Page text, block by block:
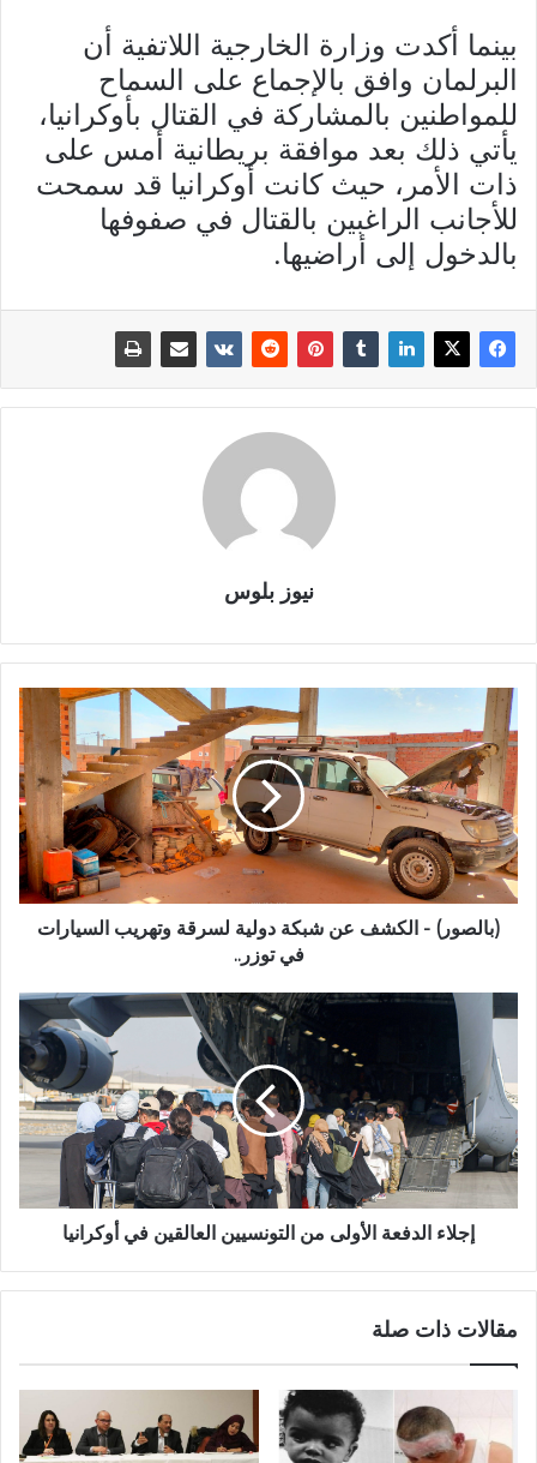
بينما أكدت وزارة الخارجية اللاتفية أن
البرلمان وافق بالإجماع على السماح
للمواطنين بالمشاركة في القتال بأوكرانيا،
يأتي ذلك بعد موافقة بريطانية أمس على
ذات الأمر، حيث كانت أوكرانيا قد سمحت
للأجانب الراغبين بالقتال في صفوفها
بالدخول إلى أراضيها.
نيوز بلوس
(بالصور) - الكشف عن شبكة دولية لسرقة وتهريب السيارات
في توزر..
إجلاء الدفعة الأولى من التونسيين العالقين في أوكرانيا
مقالات ذات صلة